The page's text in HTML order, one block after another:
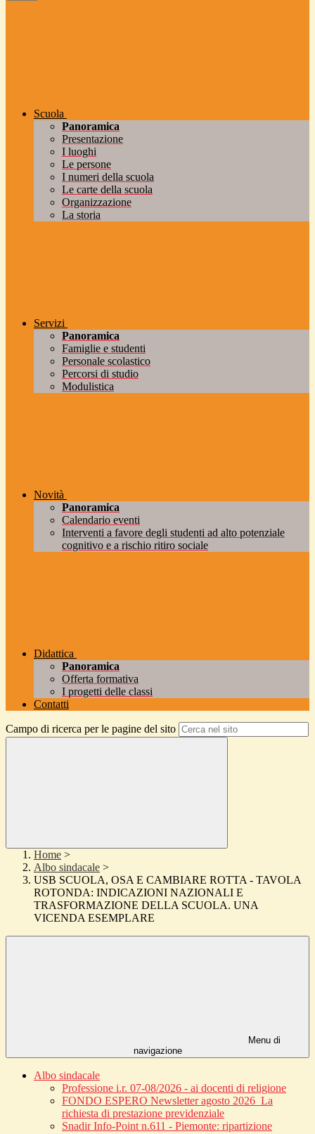
Scuola
Panoramica
Presentazione
I luoghi
Le persone
I numeri della scuola
Le carte della scuola
Organizzazione
La storia
Servizi
Panoramica
Famiglie e studenti
Personale scolastico
Percorsi di studio
Modulistica
Novità
Panoramica
Calendario eventi
Interventi a favore degli studenti ad alto potenziale
cognitivo e a rischio ritiro sociale
Didattica
Panoramica
Offerta formativa
I progetti delle classi
Contatti
Campo di ricerca per le pagine del sito
Home >
Albo sindacale >
USB SCUOLA, OSA E CAMBIARE ROTTA - TAVOLA
ROTONDA: INDICAZIONI NAZIONALI E
TRASFORMAZIONE DELLA SCUOLA. UNA
VICENDA ESEMPLARE
Menu di
navigazione
Albo sindacale
Professione i.r. 07-08/2026 - ai docenti di religione
FONDO ESPERO Newsletter agosto 2026_La
richiesta di prestazione previdenziale
Snadir Info-Point n.611 - Piemonte: ripartizione